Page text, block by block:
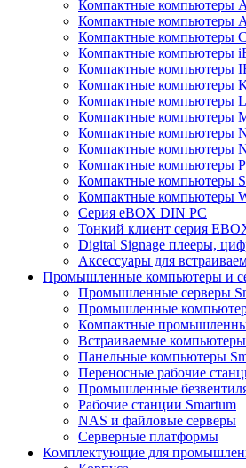
Компактные компьютеры
Компактные компьютеры
Компактные компьютеры
Компактные компьютеры
Компактные компьютеры
Компактные компьютеры
Компактные компьютеры
Компактные компьютеры
Компактные компьютеры
Компактные компьютеры
Компактные компьютеры
Компактные компьютеры
Компактные компьютеры
Серия eBOX DIN PC
Тонкий клиент серия
Digital Signage плееры,
Аксессуары для
Промышленные компьютеры и
Промышленные серверы
Промышленные
Компактные
Встраиваемые
Панельные компьютеры
Переносные рабочие
Промышленные
Рабочие станции Smartum
NAS и файловые серверы
Серверные платформы
Комплектующие для